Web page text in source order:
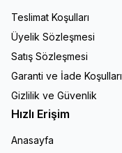
Teslimat Koşulları
Üyelik Sözleşmesi
Satış Sözleşmesi
Garanti ve İade Koşulları
Gizlilik ve Güvenlik
Hızlı Erişim
Anasayfa